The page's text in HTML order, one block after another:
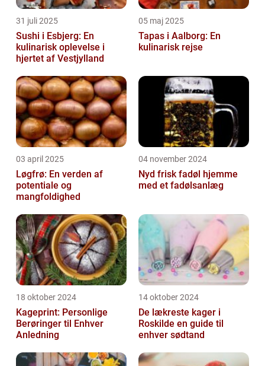
31 juli 2025
Sushi i Esbjerg: En
kulinarisk oplevelse i
hjertet af Vestjylland
05 maj 2025
Tapas i Aalborg: En
kulinarisk rejse
03 april 2025
Løgfrø: En verden af
potentiale og
mangfoldighed
04 november 2024
Nyd frisk fadøl hjemme
med et fadølsanlæg
18 oktober 2024
Kageprint: Personlige
Berøringer til Enhver
Anledning
14 oktober 2024
De lækreste kager i
Roskilde en guide til
enhver sødtand